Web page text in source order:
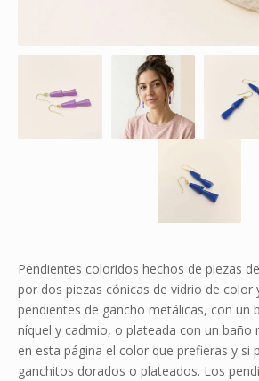
Pendientes coloridos hechos de piezas
por dos piezas cónicas de vidrio de color
pendientes de gancho metálicas, con un
níquel y cadmio, o plateada con un baño
en esta página el color que prefieras y si
ganchitos dorados o plateados. Los